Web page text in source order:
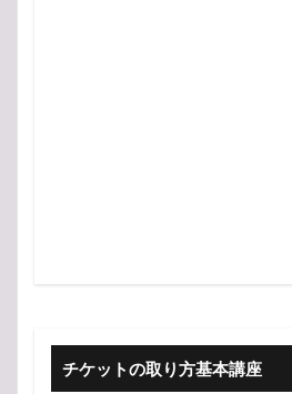
チケットの取り方基本講座